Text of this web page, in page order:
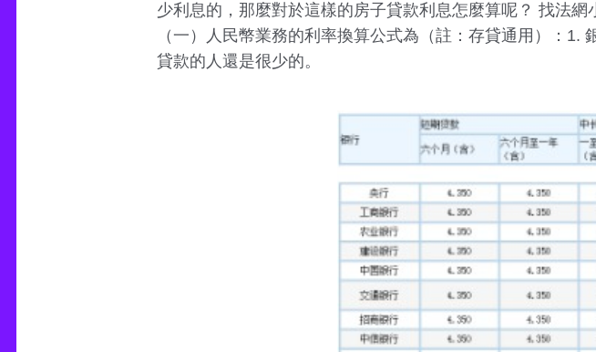
少利息的，那麼對於這樣的房子貸款利息怎麼算呢？ 找法
（一）人民幣業務的利率換算公式為（註：存貸通用）：
貸款的人還是很少的。